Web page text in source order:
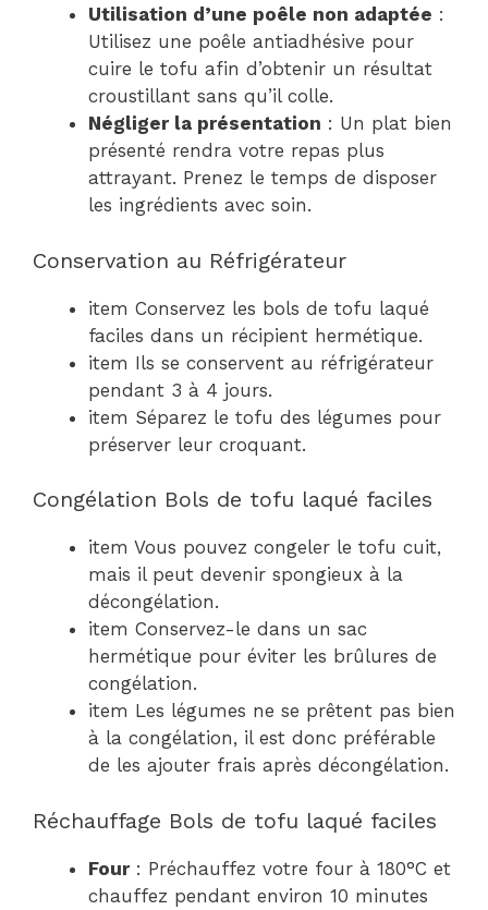
Utilisation d’une poêle non adaptée :
Utilisez une poêle antiadhésive pour
cuire le tofu afin d’obtenir un résultat
croustillant sans qu’il colle.
Négliger la présentation : Un plat bien
présenté rendra votre repas plus
attrayant. Prenez le temps de disposer
les ingrédients avec soin.
Conservation au Réfrigérateur
item Conservez les bols de tofu laqué
faciles dans un récipient hermétique.
item Ils se conservent au réfrigérateur
pendant 3 à 4 jours.
item Séparez le tofu des légumes pour
préserver leur croquant.
Congélation Bols de tofu laqué faciles
item Vous pouvez congeler le tofu cuit,
mais il peut devenir spongieux à la
décongélation.
item Conservez-le dans un sac
hermétique pour éviter les brûlures de
congélation.
item Les légumes ne se prêtent pas bien
à la congélation, il est donc préférable
de les ajouter frais après décongélation.
Réchauffage Bols de tofu laqué faciles
Four: Préchauffez votre four à 180°C et
chauffez pendant environ 10 minutes